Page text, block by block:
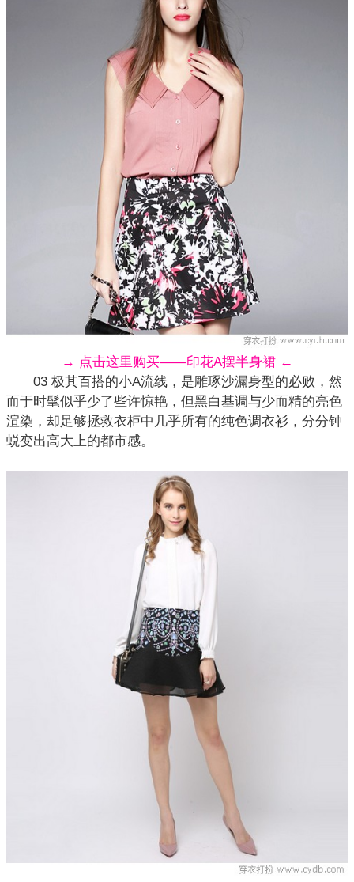
→ 点击这里购买——印花A摆半身裙 ←
03 极其百搭的小A流线，是雕琢沙漏身型的必败，然
而于时髦似乎少了些许惊艳，但黑白基调与少而精的亮色
渲染，却足够拯救衣柜中几乎所有的纯色调衣衫，分分钟
蜕变出高大上的都市感。